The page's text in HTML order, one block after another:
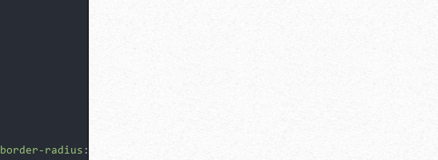
border-radius :